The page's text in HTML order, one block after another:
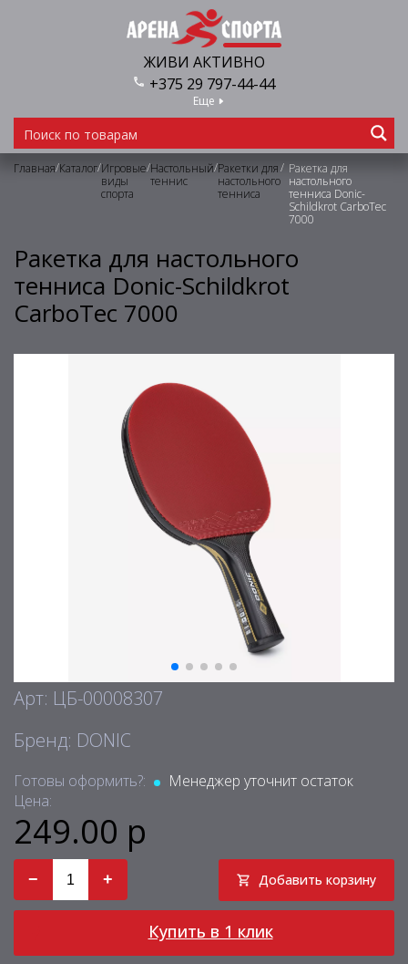
ЖИВИ АКТИВНО
+375 29 797-44-44
Еще
Главная/Каталог/Игровые
виды
спорта
/Настольный
теннис
/Ракетки для
настольного
тенниса
/ Ракетка для
настольного
тенниса Donic-
Schildkrot CarboTec
7000
Ракетка для настольного
тенниса Donic-Schildkrot
CarboTec 7000
Арт: ЦБ-00008307
Бренд: DONIC
Готовы оформить?:
Менеджер уточнит остаток
Цена:
249.00 р
− + Добавить корзину
Купить в 1 клик